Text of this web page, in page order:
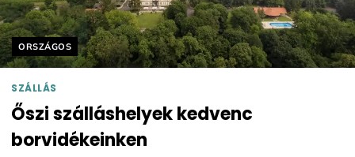
Helyszín címkék:
ORSZÁGOS
SZÁLLÁS
Őszi szálláshelyek kedvenc
borvidékeinken